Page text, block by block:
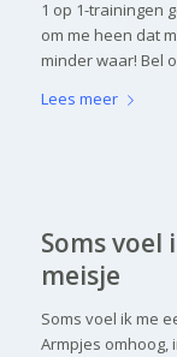
1 op 1-trainingen
om me heen dat
minder waar! Bel
Lees meer
Soms
meisje
Soms voel ik me
Armpjes omhoog,